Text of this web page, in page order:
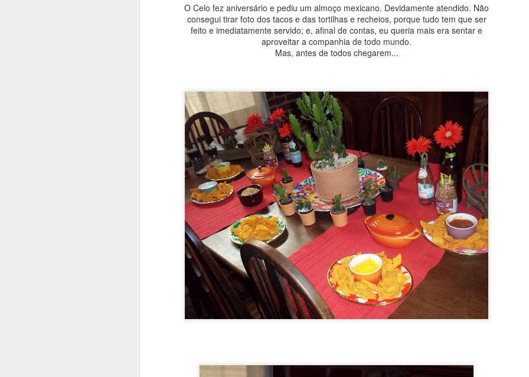
O Celo fez aniversário e pediu um almoço mexicano. Devidamente atendido. Não
consegui tirar foto dos tacos e das tortilhas e recheios, porque tudo tem que ser
feito e imediatamente servido; e, afinal de contas, eu queria mais era sentar e
aproveitar a companhia de todo mundo.
Mas, antes de todos chegarem...
Que bolo gostoso e inusitado! Por levar bananas e iogurte, quase não vai gordura e, no
um pouquinho de mel. É bem verdade que o açúcar vem no chocolate ao leite, mas, ainda
bolo super equilibrado e mais nutritivo. E, o mais importante, com certeza: delicioso!!
Para fazer você vai precisar dos ingredientes e de um garfo. Simples assim. Olha só (receita
achei aqui: https://www.youtube.com/watch?v=EI4Ab6Y_2xo - canal da @oliviaviewyork)
INGREDIENTES
350 grs de banana nanica bem maduras (2 grandes, aproximadamente)
75g de mel
1 ovo em temperatura ambiente
25g de óleo de girassol
1 colher de sopa bem cheia de iogurte natural
1 pitada de sal